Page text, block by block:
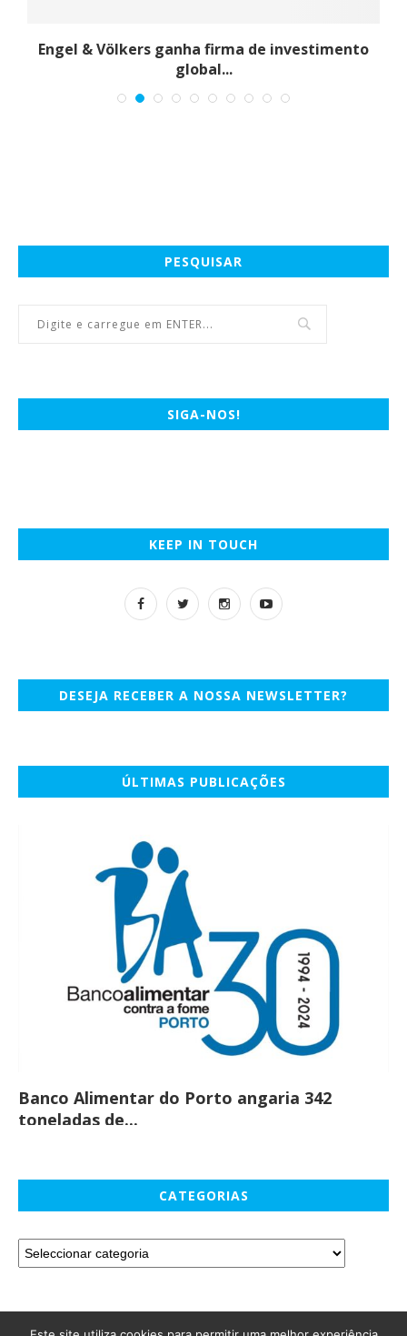
Engel & Völkers ganha firma de investimento
global...
PESQUISAR
SIGA-NOS!
KEEP IN TOUCH
DESEJA RECEBER A NOSSA NEWSLETTER?
ÚLTIMAS PUBLICAÇÕES
Banco Alimentar do Porto angaria 342
toneladas de...
CATEGORIAS